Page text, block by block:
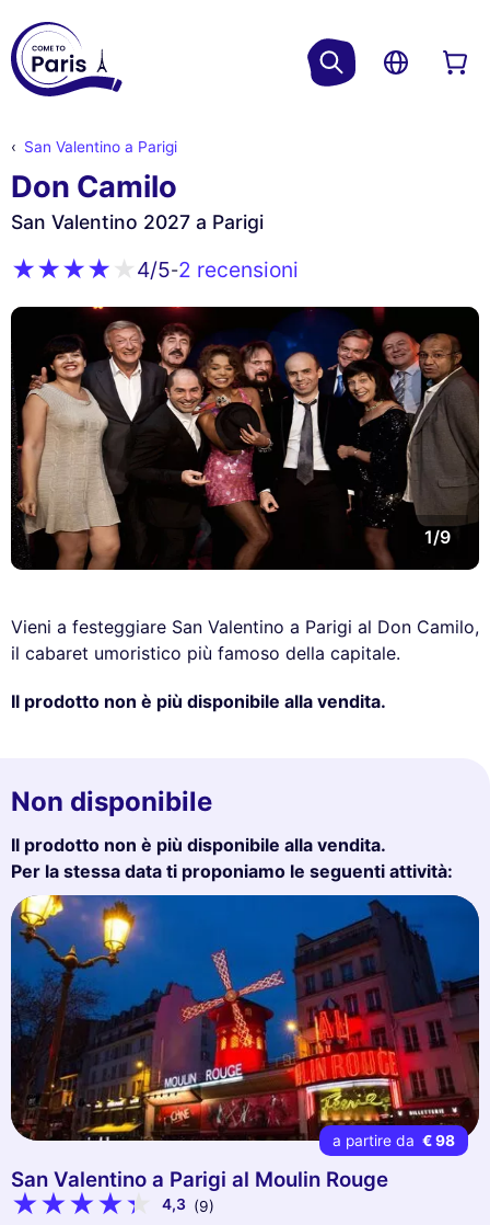
San Valentino a Parigi
Don Camilo
San Valentino 2027 a Parigi
4/5-2 recensioni
1/9
Vieni a festeggiare San Valentino a Parigi al Don Camilo,
il cabaret umoristico più famoso della capitale.
Il prodotto non è più disponibile alla vendita.
Non disponibile
Il prodotto non è più disponibile alla vendita.
Per la stessa data ti proponiamo le seguenti attività:
a partire da € 98
San Valentino a Parigi al Moulin Rouge
4,3 (9)